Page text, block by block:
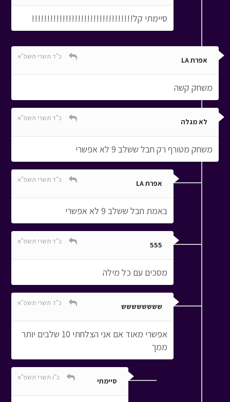
סיימתי קל!!!!!!!!!!!!!!!!!!!!!!!!!!!!!!!!!
אפרת LA כ"ד תשרי תשפ"א
משחק קשה
לא מגלה כ"ד תשרי תשפ"א
משחק מטורף רק חבל ששלב 9 לא אפשרי
אפרת LA כ"ד תשרי תשפ"א
באמת חבל ששלב 9 לא אפשרי
555 כ"ד תשרי תשפ"א
מסכים עם כל מילה
שששששששש כ"ד תשרי תשפ"א
אפשרי מאוד אם אני הצלחתי 10 שלבים יותר
ממך
סיימתי כ"ו תשרי תשפ"א